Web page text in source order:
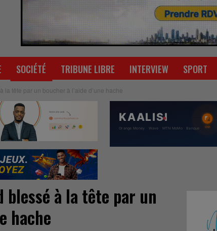
SOCIÉTÉ TRIBUNE LIBRE INTERVIEW SPORT
la tête par un boucher à l’aide d’une hache
à la tête par un
hache